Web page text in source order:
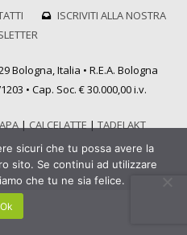
ISCRIVITI ALLA NOSTRA
Bologna, Italia • R.E.A. Bologna
• Cap. Soc. € 30.000,00 i.v.
|CALCELATTE|TADELAKT
sicuri che tu possa avere la
sito. Se continui ad utilizzare
che tu ne sia felice.
Ok